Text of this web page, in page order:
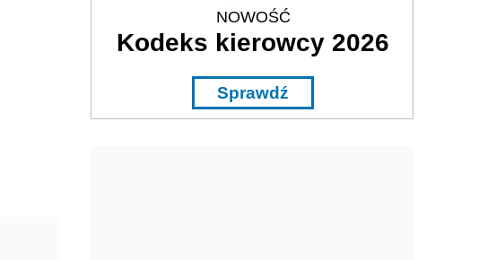
NOWOŚĆ
Kodeks kierowcy 2026
Sprawdź